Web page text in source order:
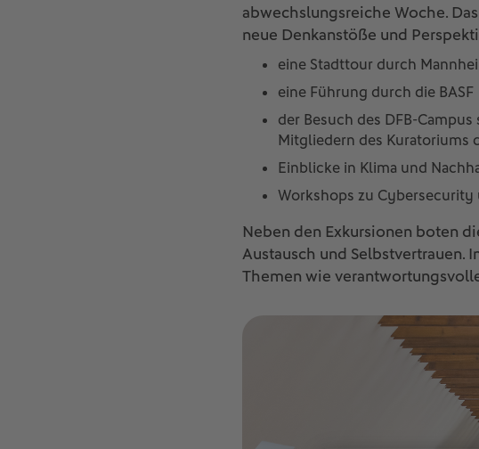
abwechslungsreiche Woche.
neue Denkanstöße und
eine Stadttour durch
eine Führung durch die BASF
der Besuch des DFB-
Mitgliedern des Kuratoriums
Einblicke in Klima und
Workshops zu
Neben den Exkursionen boten
Austausch und
Themen wie